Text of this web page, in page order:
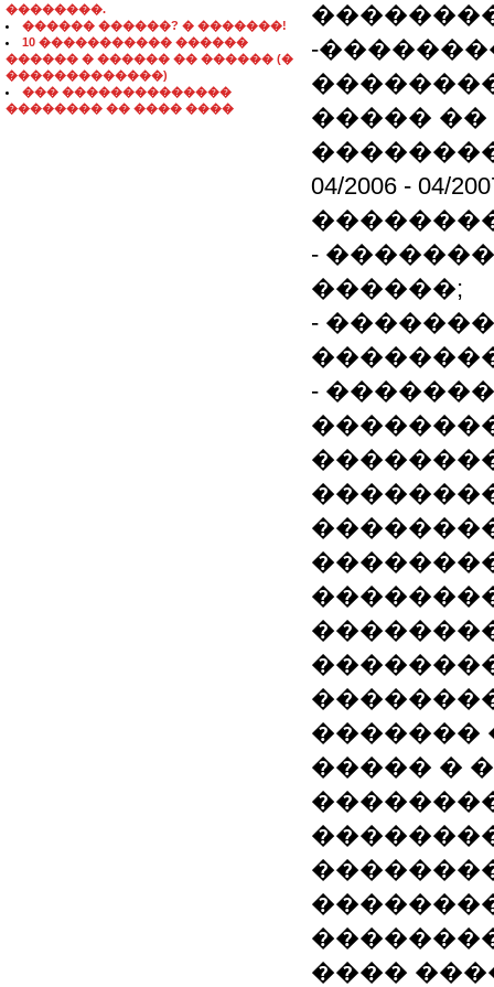
��������.
������ ������? � �������!
10 ����������� ������
������ � ������ �� ������ (�
�������������)
��� ��������������
�������� �� ���� ����
-
�����
04/2006 -
-
������;
-
-
�������
����� �
����